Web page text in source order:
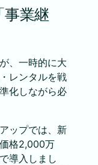
事業継
、一時的に大
レンタルを戦
化しながら必
ップでは、新
格2,000万
導入しまし